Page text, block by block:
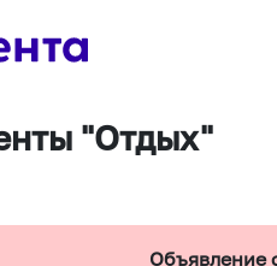
"Отдых"
Объявление